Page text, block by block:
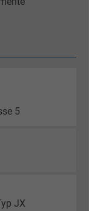
5
JX